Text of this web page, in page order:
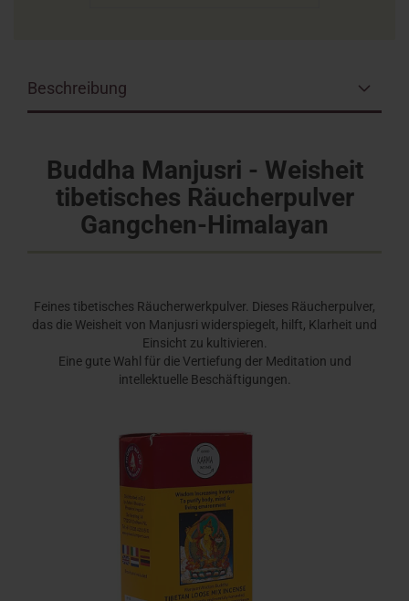
Beschreibung
Buddha Manjusri - Weisheit
tibetisches Räucherpulver
Gangchen-Himalayan
Feines tibetisches Räucherwerkpulver. Dieses Räucherpulver,
das die Weisheit von Manjusri widerspiegelt, hilft, Klarheit und
Einsicht zu kultivieren.
Eine gute Wahl für die Vertiefung der Meditation und
intellektuelle Beschäftigungen.